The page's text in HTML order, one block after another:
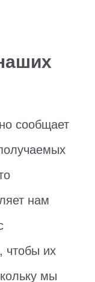
сообщает
нам
чтобы их
мы